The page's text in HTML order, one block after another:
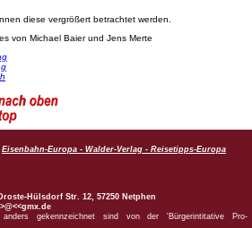
diese vergrößert betrachtet werden.
von Michael Baier und Jens Merte
Eisenbahn-Europa - Walder-Verlag - Reisetipps-Europa
Hülsdorf Str. 12, 57250 Netphen
gekennzeichnet sind von der 'Bürgerintitative Pro-